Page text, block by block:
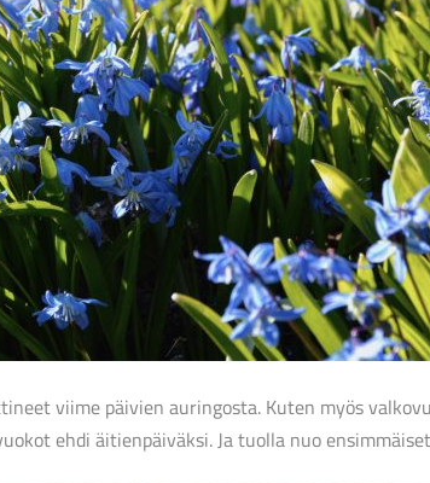
viime päivien auringosta. Kuten myös
ehdi äitienpäiväksi. Ja tuolla nuo